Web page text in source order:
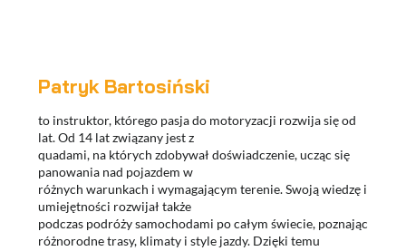
Patryk Bartosiński
to instruktor, którego pasja do motoryzacji rozwija się od
lat. Od 14 lat związany jest z
quadami, na których zdobywał doświadczenie, ucząc się
panowania nad pojazdem w
różnych warunkach i wymagającym terenie. Swoją wiedzę i
umiejętności rozwijał także
podczas podróży samochodami po całym świecie, poznając
różnorodne trasy, klimaty i style jazdy. Dzięki temu